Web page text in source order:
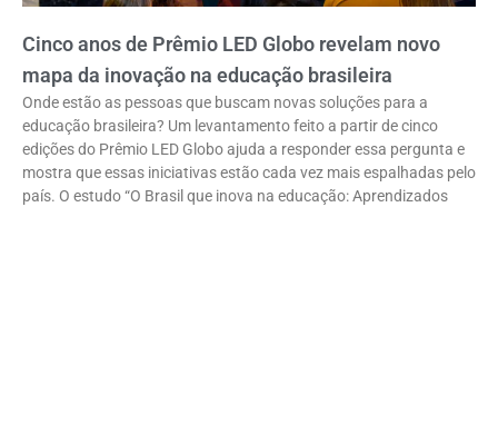
Cinco anos de Prêmio LED Globo revelam novo
mapa da inovação na educação brasileira
Onde estão as pessoas que buscam novas soluções para a
educação brasileira? Um levantamento feito a partir de cinco
edições do Prêmio LED Globo ajuda a responder essa pergunta e
mostra que essas iniciativas estão cada vez mais espalhadas pelo
país. O estudo “O Brasil que inova na educação: Aprendizados